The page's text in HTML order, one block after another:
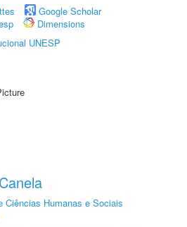
Google Scholar
Dimensions
UNESP
Ciências Humanas e Sociais